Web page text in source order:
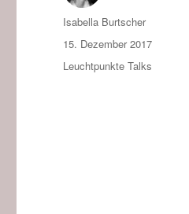
Autor
Isabella Burtscher
Veröffentlicht
am
15. Dezember 2017
Kategorien
Leuchtpunkte Talks